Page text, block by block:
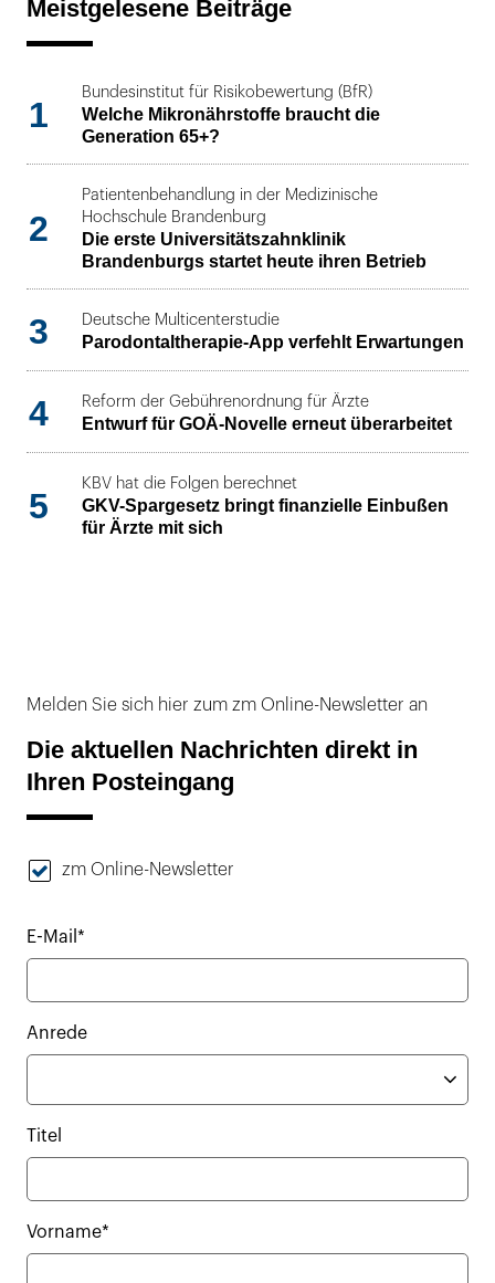
Meistgelesene Beiträge
1
Bundesinstitut für Risikobewertung (BfR)
Welche Mikronährstoffe braucht die
Generation 65+?
2
Patientenbehandlung in der Medizinische
Hochschule Brandenburg
Die erste Universitätszahnklinik
Brandenburgs startet heute ihren Betrieb
3 Deutsche Multicenterstudie
Parodontaltherapie-App verfehlt Erwartungen
4 Reform der Gebührenordnung für Ärzte
Entwurf für GOÄ-Novelle erneut überarbeitet
5
KBV hat die Folgen berechnet
GKV-Spargesetz bringt finanzielle Einbußen
für Ärzte mit sich
Melden Sie sich hier zum zm Online-Newsletter an
Die aktuellen Nachrichten direkt in
Ihren Posteingang
zm Online-Newsletter
E-Mail*
Anrede
Titel
Vorname*